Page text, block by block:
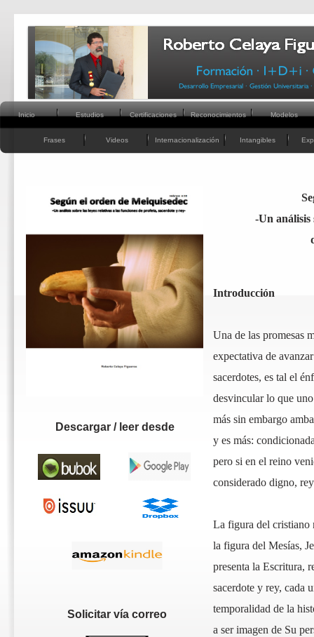
Inicio Estudios Certificaciones Reconocimientos Modelos
Frases Videos Internacionalización Intangibles
-Un análisis
Introducción
Una de las promesas
expectativa de
sacerdotes, es tal el
desvincular lo que
más sin embargo
y es más:
pero si en el reino
considerado digno,
La figura del cristiano
la figura del Mesías,
presenta la Escritura,
sacerdote y rey, cada
temporalidad de la
a ser imagen de Su
Descargar / leer desde
Solicitar vía correo